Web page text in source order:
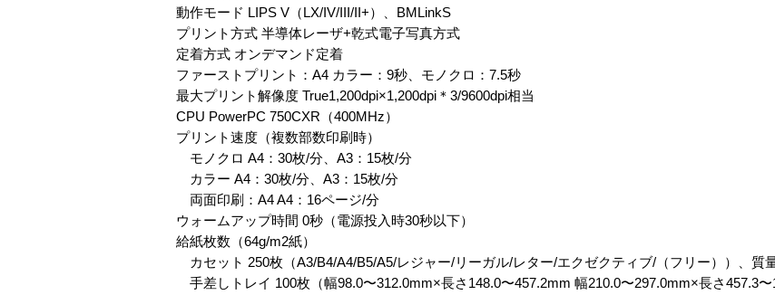
動作モード LIPS V（LX/IV/III/II+）、BMLinkS
プリント方式 半導体レーザ+乾式電子写真方式
定着方式 オンデマンド定着
ファーストプリント：A4 カラー：9秒、モノクロ：7.5秒
最大プリント解像度 True1,200dpi×1,200dpi＊3/9600dpi相当
CPU PowerPC 750CXR（400MHz）
プリント速度（複数部数印刷時）
モノクロ A4：30枚/分、A3：15枚/分
カラー A4：30枚/分、A3：15枚/分
両面印刷：A4 A4：16ページ/分
ウォームアップ時間 0秒（電源投入時30秒以下）
給紙枚数（64g/m2紙）
カセット 250枚（A3/B4/A4/B5/A5/レジャー/リーガル/レター/エクゼクティブ/（フリー））、質
手差しトレイ 100枚（幅98.0〜312.0mm×長さ148.0〜457.2mm 幅210.0〜297.0mm×長さ457.3